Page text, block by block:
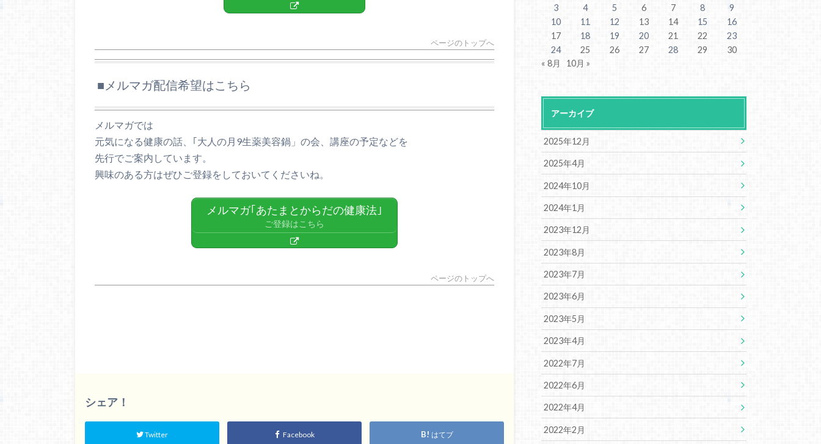
ページのトップへ
■メルマガ配信希望はこちら
メルマガでは
元気になる健康の話、｢大人の月9生薬美容鍋」の会、講座の予定などを
先行でご案内しています。
興味のある方はぜひご登録をしておいてくださいね。
メルマガ｢あたまとからだの健康法｣
ご登録はこちら
ページのトップへ
シェア！
Twitter Facebook はてブ
3
4 5 6 7 8
9
10
11 12 13 14 15
16
17
18 19 20 21 22
23
24
25 26 27 28 29
30
« 8月
10月 »
アーカイブ
2025年12月
2025年4月
2024年10月
2024年1月
2023年12月
2023年8月
2023年7月
2023年6月
2023年5月
2023年4月
2022年7月
2022年6月
2022年4月
2022年2月